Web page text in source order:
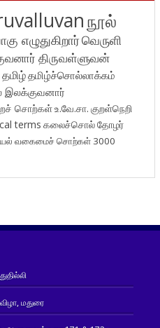
நூல்
எழுதுகிறார்வெருளி
திருவள்ளுவன்
தமிழ்தமிழ்ச்சொல்லாக்கம்
சொற்கள்உ.வே.சா. குறள்நெறி
terms கலைச்சொல்தோழர்
வகைமைச் சொற்கள் 3000
மதுரை